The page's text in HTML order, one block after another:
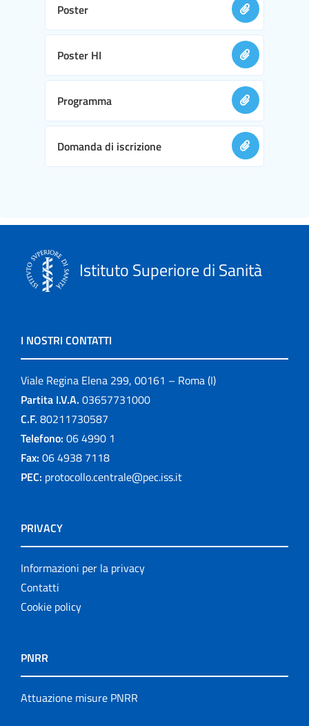
Poster
Poster HI
Programma
Domanda di iscrizione
Istituto Superiore di Sanità
I NOSTRI CONTATTI
Viale Regina Elena 299, 00161 – Roma (I)
Partita I.V.A. 03657731000
C.F. 80211730587
Telefono: 06 4990 1
Fax: 06 4938 7118
PEC: protocollo.centrale@pec.iss.it
PRIVACY
Informazioni per la privacy
Contatti
Cookie policy
PNRR
Attuazione misure PNRR